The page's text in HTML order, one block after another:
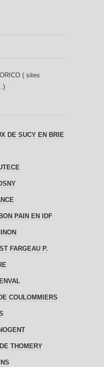
( sites
DE SUCY EN BRIE
PAIN EN IDF
FARGEAU P.
COULOMMIERS
THOMERY